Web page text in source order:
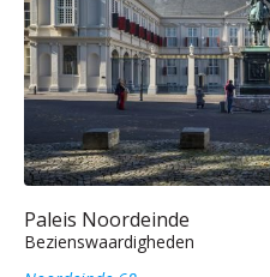
Paleis Noordeinde
Bezienswaardigheden